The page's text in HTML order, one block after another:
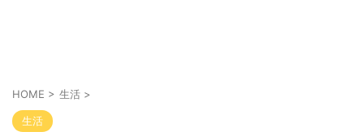
HOME > 生活 >
生活